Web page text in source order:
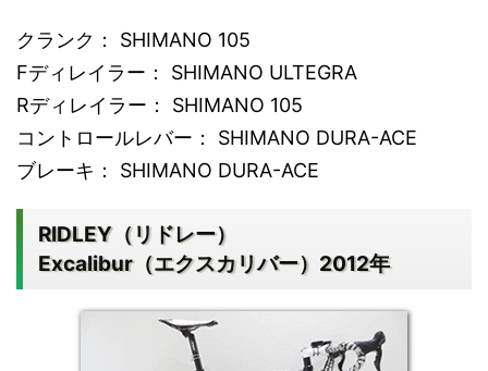
クランク： SHIMANO 105
Fディレイラー： SHIMANO ULTEGRA
Rディレイラー： SHIMANO 105
コントロールレバー： SHIMANO DURA-ACE
ブレーキ： SHIMANO DURA-ACE
RIDLEY（リドレー）
Excalibur（エクスカリバー）2012年